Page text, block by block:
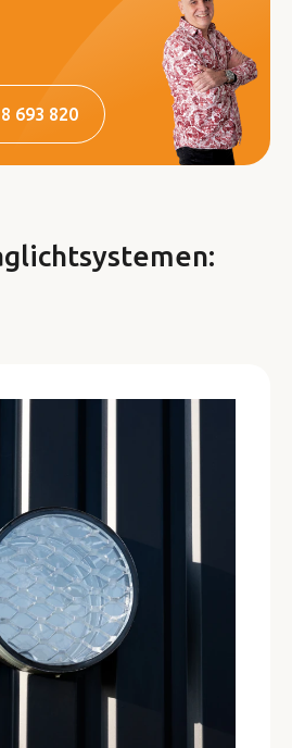
693 820